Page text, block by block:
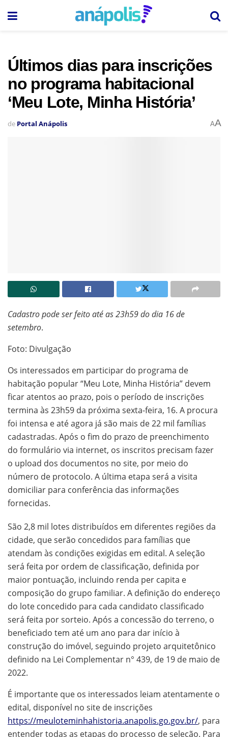
Últimos dias para inscrições
no programa habitacional
‘Meu Lote, Minha História’
de Portal Anápolis AA
Cadastro pode ser feito até as 23h59 do dia 16 de
setembro.
Foto: Divulgação
Os interessados em participar do programa de
habitação popular “Meu Lote, Minha História” devem
ficar atentos ao prazo, pois o período de inscrições
termina às 23h59 da próxima sexta-feira, 16. A procura
foi intensa e até agora já são mais de 22 mil famílias
cadastradas. Após o fim do prazo de preenchimento
do formulário via internet, os inscritos precisam fazer
o upload dos documentos no site, por meio do
número de protocolo. A última etapa será a visita
domiciliar para conferência das informações
fornecidas.
São 2,8 mil lotes distribuídos em diferentes regiões da
cidade, que serão concedidos para famílias que
atendam às condições exigidas em edital. A seleção
será feita por ordem de classificação, definida por
maior pontuação, incluindo renda per capita e
composição do grupo familiar. A definição do endereço
do lote concedido para cada candidato classificado
será feita por sorteio. Após a concessão do terreno, o
beneficiado tem até um ano para dar início à
construção do imóvel, seguindo projeto arquitetônico
definido na Lei Complementar n° 439, de 19 de maio de
2022.
É importante que os interessados leiam atentamente o
edital, disponível no site de inscrições
https://meuloteminhahistoria.anapolis.go.gov.br/, para
entender todas as etapas do processo de seleção. Para